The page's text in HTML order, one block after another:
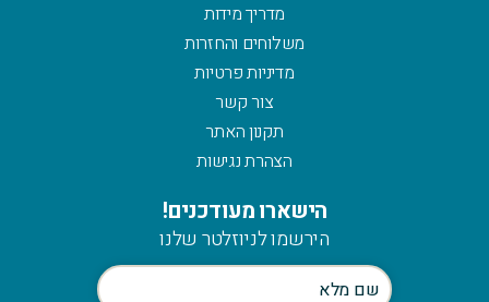
מדריך מידות
משלוחים והחזרות
מדיניות פרטיות
צור קשר
תקנון האתר
הצהרת נגישות
הישארו מעודכנים!
הירשמו לניוזלטר שלנו